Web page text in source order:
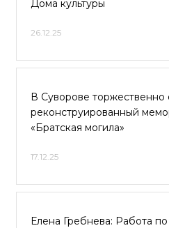
Дома культуры
26.12.25
В Суворове торжественно
реконструированный
«Братская могила»
17.12.25
Елена Гребнева: Работа